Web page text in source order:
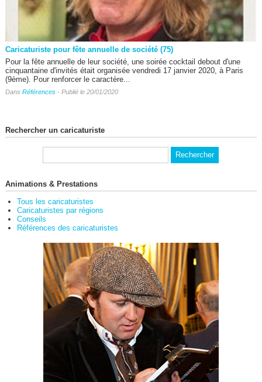
Caricaturiste pour fête annuelle de société (75)
Pour la fête annuelle de leur société, une soirée cocktail debout d'une
cinquantaine d'invités était organisée vendredi 17 janvier 2020, à Paris
(9ème). Pour renforcer le caractère...
Dans Références- Publié le 20/01/2020
Rechercher un caricaturiste
Animations & Prestations
Tous les caricaturistes
Caricaturistes par régions
Conseils
Références des caricaturistes